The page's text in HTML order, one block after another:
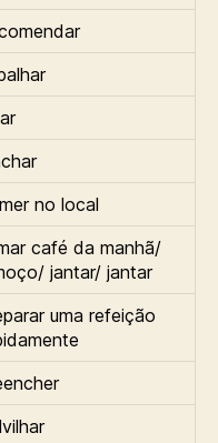
no local
café da manhã/
jantar/ jantar
uma refeição